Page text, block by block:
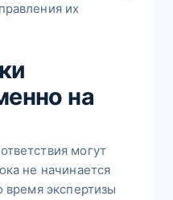
их
на
могут
не начинается
время экспертизы